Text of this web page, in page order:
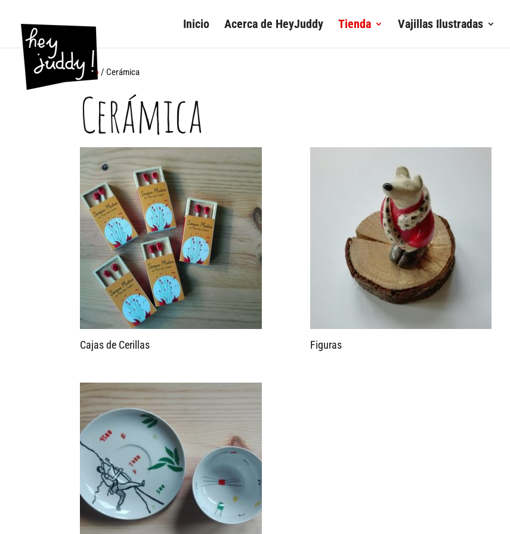
Inicio Acerca de HeyJuddy Tienda Vajillas Ilustradas
Inicio / Cerámica
Cerámica
Cajas de Cerillas Figuras